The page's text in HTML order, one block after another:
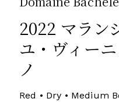
2022 マラン
ユ・ヴィー
ノ
Red • Dry • Medium